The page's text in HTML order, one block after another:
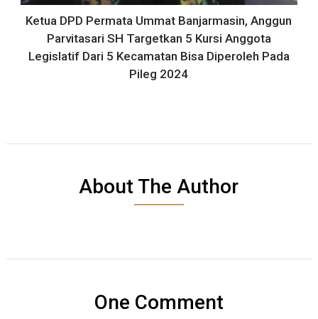
Ketua DPD Permata Ummat Banjarmasin, Anggun
Parvitasari SH Targetkan 5 Kursi Anggota
Legislatif Dari 5 Kecamatan Bisa Diperoleh Pada
Pileg 2024
About The Author
One Comment